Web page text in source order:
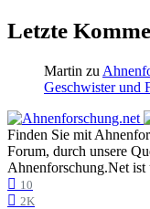
Letzte
Martin zu
Geschwister und
Finden Sie mit
Forum, durch unsere
Ahnenforschung.Net
10
2K